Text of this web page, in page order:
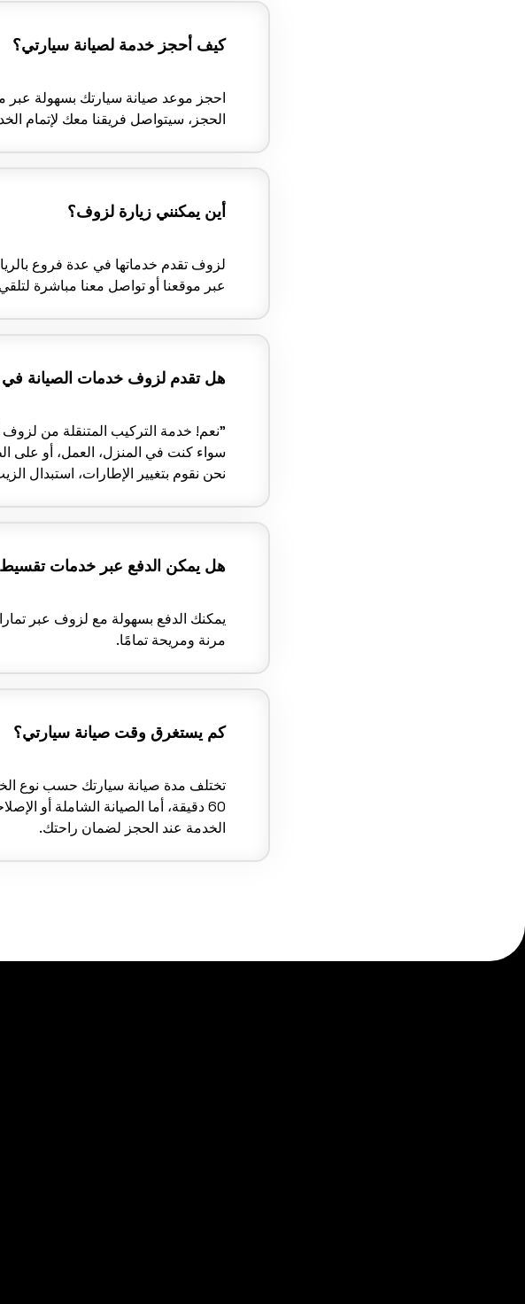
كيف أحجز خدمة لصيانة سيارتي؟
الحجز، سيتواصل فريقنا معك لإتمام
أين يمكنني زيارة لزوف؟
لزوف تقدم خدماتها في عدة فروع
عبر موقعنا أو تواصل معنا مباشرة
هل تقدم لزوف خدمات الصيانة في
"نعم! خدمة التركيب المتنقلة من
سواء كنت في المنزل، العمل، أو على
نحن نقوم بتغيير الإطارات، استبدال
هل يمكن الدفع عبر خدمات تقسيط
يمكنك الدفع بسهولة مع لزوف عبر
مرنة ومريحة تمامًا.
كم يستغرق وقت صيانة سيارتي؟
60 دقيقة، أما الصيانة الشاملة أو
الخدمة عند الحجز لضمان راحتك.